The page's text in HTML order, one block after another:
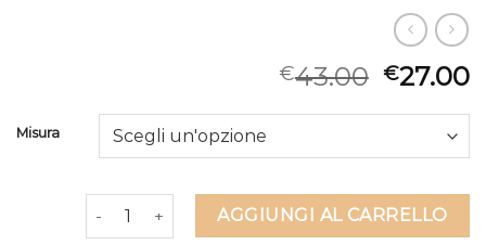
€43.00 €27.00
Misura
pantalone bianco uomo quantità
AGGIUNGI AL CARRELLO